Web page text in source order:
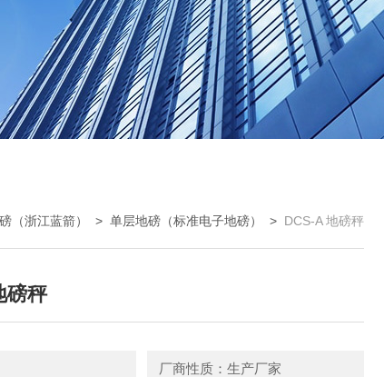
（浙江蓝箭） > 单层地磅（标准电子地磅） > DCS-A 地磅秤
磅秤
厂商性质：生产厂家